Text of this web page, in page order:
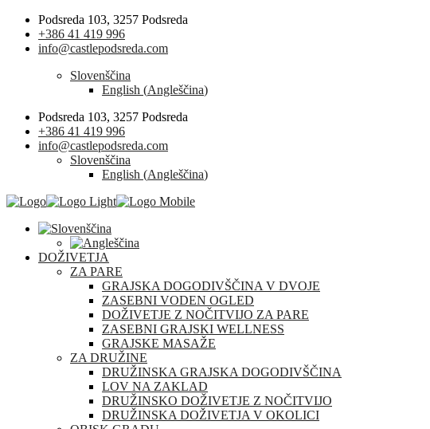
Podsreda 103, 3257 Podsreda
+386 41 419 996
info@castlepodsreda.com
Slovenščina
English (Angleščina)
Podsreda 103, 3257 Podsreda
+386 41 419 996
info@castlepodsreda.com
Slovenščina
English (Angleščina)
DOŽIVETJA
ZA PARE
GRAJSKA DOGODIVŠČINA V DVOJE
ZASEBNI VODEN OGLED
DOŽIVETJE Z NOČITVIJO ZA PARE
ZASEBNI GRAJSKI WELLNESS
GRAJSKE MASAŽE
ZA DRUŽINE
DRUŽINSKA GRAJSKA DOGODIVŠČINA
LOV NA ZAKLAD
DRUŽINSKO DOŽIVETJE Z NOČITVIJO
DRUŽINSKA DOŽIVETJA V OKOLICI